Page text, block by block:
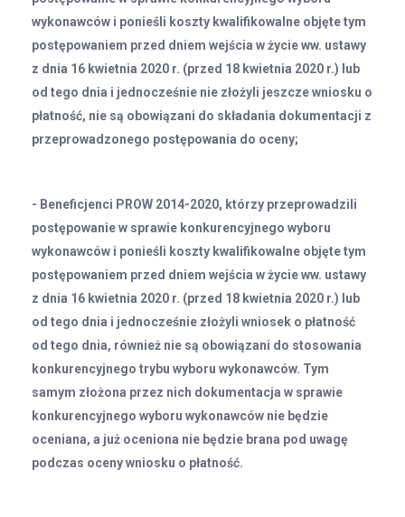
wykonawców i ponieśli koszty kwalifikowalne objęte tym
postępowaniem przed dniem wejścia w życie ww. ustawy
z dnia 16 kwietnia 2020 r. (przed 18 kwietnia 2020 r.) lub
od tego dnia i jednocześnie nie złożyli jeszcze wniosku o
płatność, nie są obowiązani do składania dokumentacji z
przeprowadzonego postępowania do oceny;
- Beneficjenci PROW 2014-2020, którzy przeprowadzili
postępowanie w sprawie konkurencyjnego wyboru
wykonawców i ponieśli koszty kwalifikowalne objęte tym
postępowaniem przed dniem wejścia w życie ww. ustawy
z dnia 16 kwietnia 2020 r. (przed 18 kwietnia 2020 r.) lub
od tego dnia i jednocześnie złożyli wniosek o płatność
od tego dnia, również nie są obowiązani do stosowania
konkurencyjnego trybu wyboru wykonawców. Tym
samym złożona przez nich dokumentacja w sprawie
konkurencyjnego wyboru wykonawców nie będzie
oceniana, a już oceniona nie będzie brana pod uwagę
podczas oceny wniosku o płatność.